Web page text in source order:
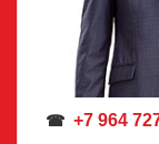
☎ +7 964